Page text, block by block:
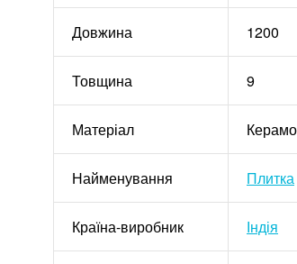
Довжина 1200
Товщина 9
Матеріал
Найменування Плитка
Країна-виробник Індія